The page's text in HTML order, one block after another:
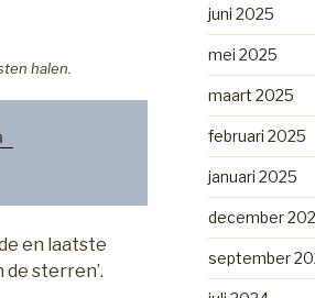
halen.
en laatste
de sterren’.
juni 2025
mei 2025
maart 2025
februari 2025
januari 2025
december
september